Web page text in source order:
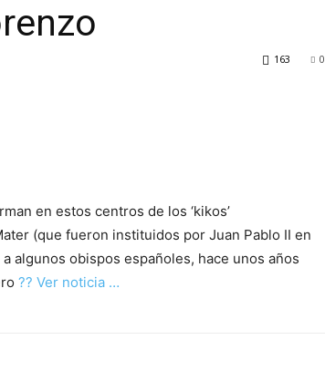
0
163
en estos centros de los ‘kikos’
(que fueron instituidos por Juan Pablo II en
algunos obispos españoles, hace unos años
?? Ver noticia …